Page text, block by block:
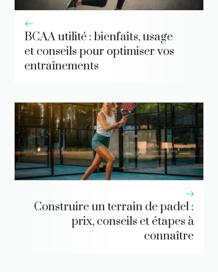
BCAA utilité : bienfaits, usage
et conseils pour optimiser vos
entraînements
Construire un terrain de padel :
prix, conseils et étapes à
connaître